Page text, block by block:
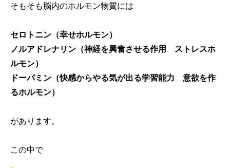
そもそも脳内のホルモン物質には
セロトニン（幸せホルモン）
ノルアドレナリン（神経を興奮させる作用 ストレスホ
ルモン）
ドーパミン（快感からやる気が出る学習能力 意欲を作
るホルモン）
があります。
この中で